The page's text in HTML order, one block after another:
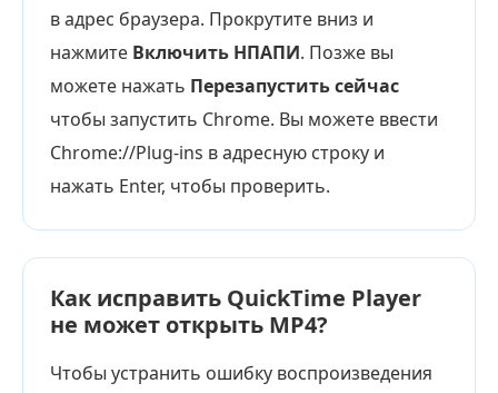
в адрес браузера. Прокрутите вниз и
нажмите Включить НПАПИ. Позже вы
можете нажать Перезапустить сейчас
чтобы запустить Chrome. Вы можете ввести
Chrome://Plug-ins в адресную строку и
нажать Enter, чтобы проверить.
Как исправить QuickTime Player
не может открыть MP4?
Чтобы устранить ошибку воспроизведения